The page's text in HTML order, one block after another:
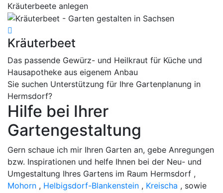
Kräuterbeete anlegen
Kräuterbeet
Das passende Gewürz- und Heilkraut für Küche und
Hausapotheke aus eigenem Anbau
Sie suchen Unterstützung für Ihre Gartenplanung in
Hermsdorf?
Hilfe bei Ihrer
Gartengestaltung
Gern schaue ich mir Ihren Garten an, gebe Anregungen
bzw. Inspirationen und helfe Ihnen bei der Neu- und
Umgestaltung Ihres Gartens im Raum Hermsdorf ,
Mohorn , Helbigsdorf-Blankenstein , Kreischa , sowie